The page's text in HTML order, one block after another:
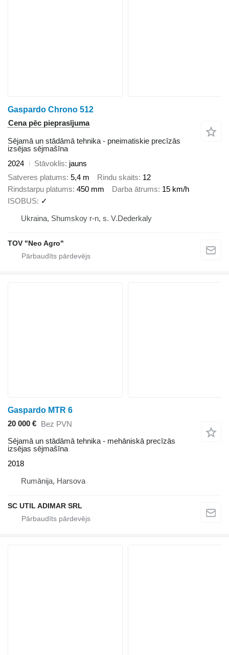
Gaspardo Chrono 512
Cena pēc pieprasījuma
Sējamā un stādāmā tehnika - pneimatiskie precīzās
izsējas sējmašīna
2024
Stāvoklis jauns
Satveres platums 5,4 m Rindu skaits 12
Rindstarpu platums 450 mm Darba ātrums 15 km/h
ISOBUS ✓
Ukraina, Shumskoy r-n, s. V.Dederkaly
TOV "Neo Agro"
Gaspardo MTR 6
20 000 €
Bez PVN
Sējamā un stādāmā tehnika - mehāniskā precīzās
izsējas sējmašīna
2018
Rumānija, Harsova
SC UTIL ADIMAR SRL